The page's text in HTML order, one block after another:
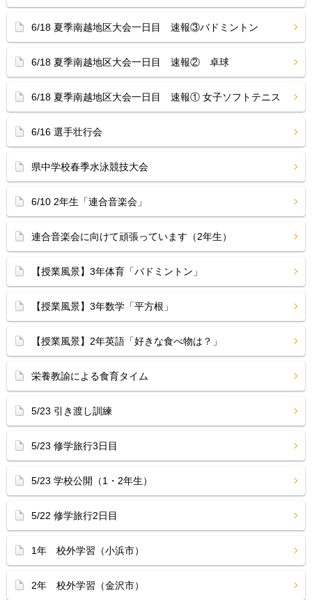
6/18 夏季南越地区大会一日目 速報③バドミントン
6/18 夏季南越地区大会一日目 速報② 卓球
6/18 夏季南越地区大会一日目 速報① 女子ソフトテニス
6/16 選手壮行会
県中学校春季水泳競技大会
6/10 2年生「連合音楽会」
連合音楽会に向けて頑張っています（2年生）
【授業風景】3年体育「バドミントン」
【授業風景】3年数学「平方根」
【授業風景】2年英語「好きな食べ物は？」
栄養教諭による食育タイム
5/23 引き渡し訓練
5/23 修学旅行3日目
5/23 学校公開（1・2年生）
5/22 修学旅行2日目
1年 校外学習（小浜市）
2年 校外学習（金沢市）